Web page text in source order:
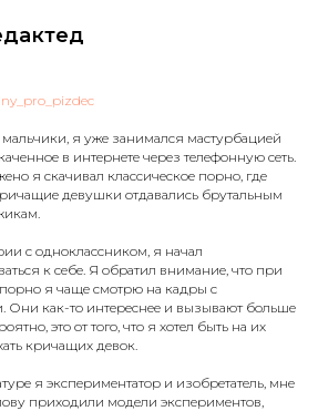
я уже занимался мастурбацией
в интернете через телефонную сеть.
я скачивал классическое порно, где
девушки отдавались брутальным
с одноклассником, я начал
к себе. Я обратил внимание, что при
я чаще смотрю на кадры с
Они как-то интереснее и вызывают больше
это от того, что я хотел быть на их
кричащих девок.
я экспериментатор и изобретатель, мне
приходили модели экспериментов,